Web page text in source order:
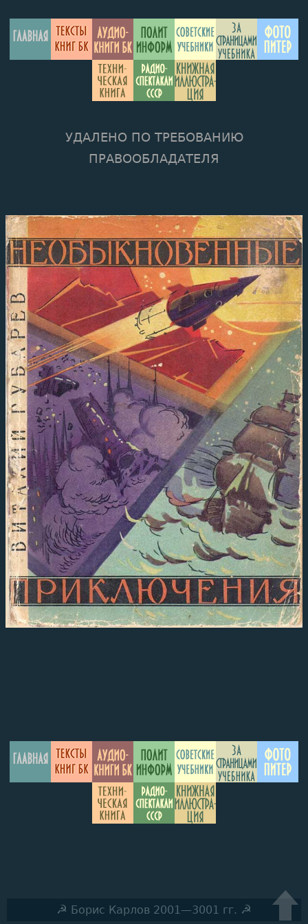
УДАЛЕНО ПО ТРЕБОВАНИЮ
ПРАВООБЛАДАТЕЛЯ
☭ Борис Карлов 2001—3001 гг. ☭